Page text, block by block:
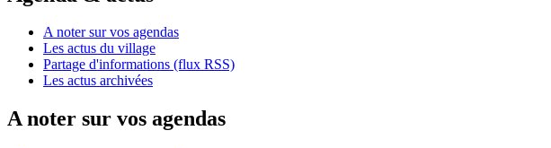
A noter sur vos agendas
Les actus du village
Partage d'informations (flux RSS)
Les actus archivées
A noter sur vos agendas